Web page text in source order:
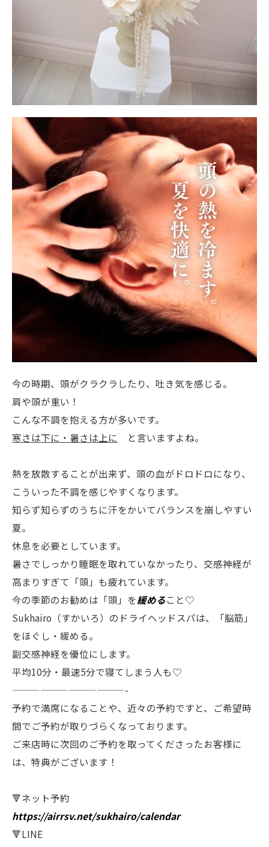
今の時期、頭がクラクラしたり、吐き気を感じる。
肩や頭が重い！
こんな不調を抱える方が多いです。
寒さは下に・暑さは上に と言いますよね。
熱を放散することが出来ず、頭の血がドロドロになり、
こういった不調を感じやすくなります。
知らず知らずのうちに汗をかいてバランスを崩しやすい
夏。
休息を必要としています。
暑さでしっかり睡眠を取れていなかったり、交感神経が
高まりすぎて「頭」も疲れています。
今の季節のお勧めは「頭」を緩めること♡
Sukhairo（すかいろ）のドライヘッドスパは、「脳筋」
をほぐし・緩める。
副交感神経を優位にします。
平均10分・最速5分で寝てしまう人も♡
————————————-
予約で満席になることや、近々の予約ですと、ご希望時
間でご予約が取りづらくなっております。
ご来店時に次回のご予約を取ってくださったお客様に
は、特典がございます！
🔻ネット予約
https://airrsv.net/sukhairo/calendar
🔻LINE